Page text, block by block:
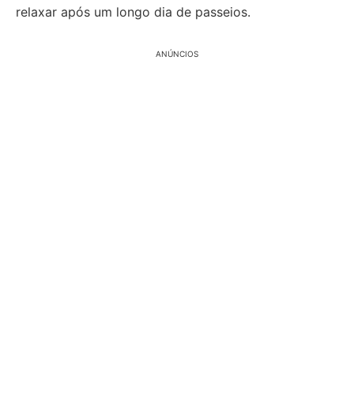
relaxar após um longo dia de passeios.
ANÚNCIOS